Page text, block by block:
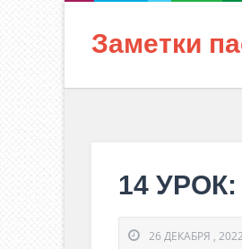
Заметки
14
26 ДЕКАБРЯ , 2022